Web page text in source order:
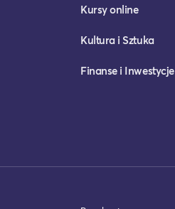
Kursy online
Kultura i Sztuka
Finanse i Inwestycje